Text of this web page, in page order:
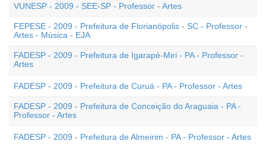
VUNESP - 2009 - SEE-SP - Professor - Artes
FEPESE - 2009 - Prefeitura de Florianópolis - SC - Professor -
Artes - Música - EJA
FADESP - 2009 - Prefeitura de Igarapé-Miri - PA - Professor -
Artes
FADESP - 2009 - Prefeitura de Curuá - PA - Professor - Artes
FADESP - 2009 - Prefeitura de Conceição do Araguaia - PA -
Professor - Artes
FADESP - 2009 - Prefeitura de Almeirim - PA - Professor - Artes